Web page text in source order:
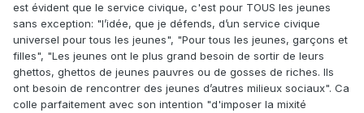
est évident que le service civique, c'est pour TOUS les jeunes
sans exception: "l’idée, que je défends, d’un service civique
universel pour tous les jeunes", "Pour tous les jeunes, garçons et
filles", "Les jeunes ont le plus grand besoin de sortir de leurs
ghettos, ghettos de jeunes pauvres ou de gosses de riches. Ils
ont besoin de rencontrer des jeunes d’autres milieux sociaux". Ca
colle parfaitement avec son intention "d'imposer la mixité